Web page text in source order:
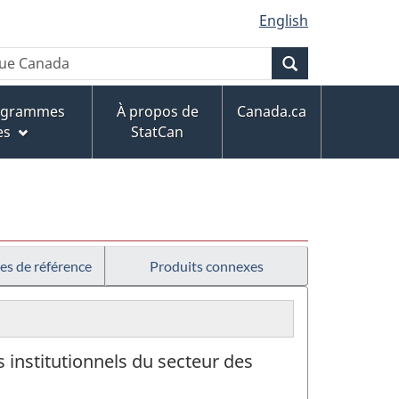
English
À propos de
StatCan
Canada.ca
de référence Produits connexes
institutionnels du secteur des